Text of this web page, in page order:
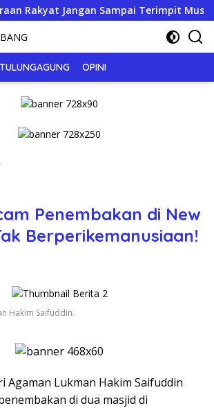
Jangan Sampai Terimpit Musim!
TULUNGAGUNG OPINI
Penembakan di New
Berperikemanusiaan!
Hakim Saifuddin.
Agaman Lukman Hakim Saifuddin
di dua masjid di